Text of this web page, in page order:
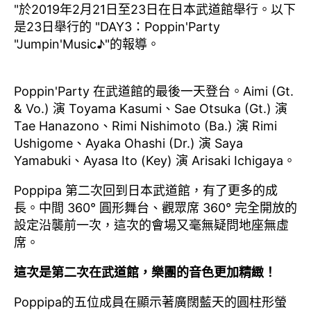
"於2019年2月21日至23日在日本武道館舉行。以下
是23日舉行的 "DAY3：Poppin'Party
"Jumpin'Music♪"的報導。
Poppin'Party 在武道館的最後一天登台。Aimi (Gt.
& Vo.) 演 Toyama Kasumi、Sae Otsuka (Gt.) 演
Tae Hanazono、Rimi Nishimoto (Ba.) 演 Rimi
Ushigome、Ayaka Ohashi (Dr.) 演 Saya
Yamabuki、Ayasa Ito (Key) 演 Arisaki Ichigaya。
Poppipa 第二次回到日本武道館，有了更多的成
長。中間 360° 圓形舞台、觀眾席 360° 完全開放的
設定沿襲前一次，這次的會場又毫無疑問地座無虛
席。
這次是第二次在武道館，樂團的音色更加精緻！
Poppipa的五位成員在顯示著廣闊藍天的圓柱形螢